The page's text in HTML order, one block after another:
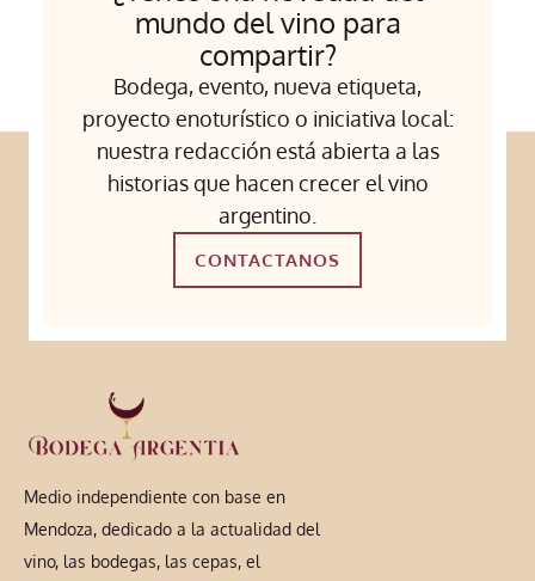
mundo del vino para
compartir?
Bodega, evento, nueva etiqueta,
proyecto enoturístico o iniciativa local:
nuestra redacción está abierta a las
historias que hacen crecer el vino
argentino.
CONTACTANOS
Medio independiente con base en
Mendoza, dedicado a la actualidad del
vino, las bodegas, las cepas, el